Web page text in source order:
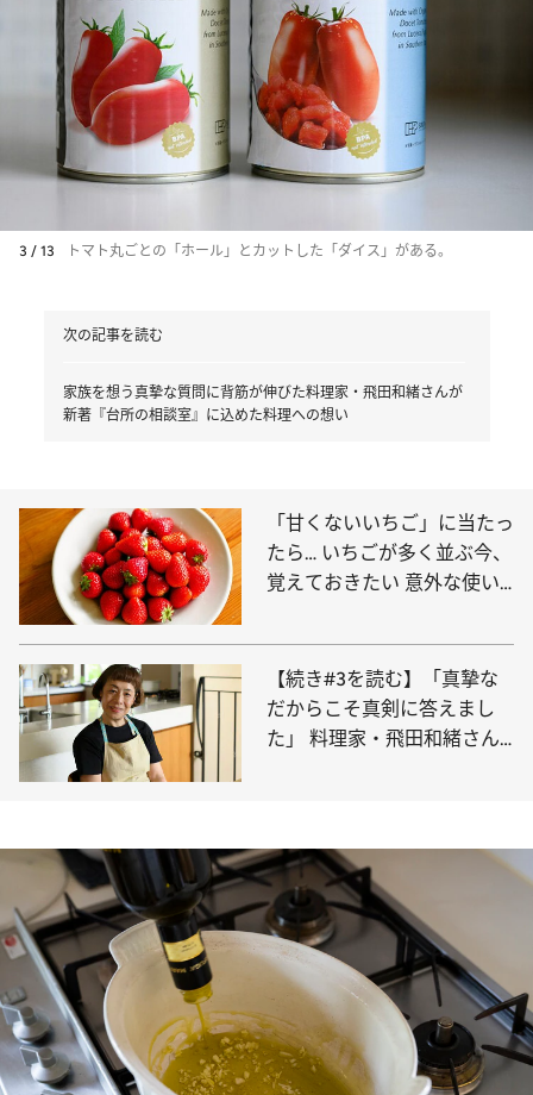
3 / 13 トマト丸ごとの「ホール」とカットした「ダイス」がある。
次の記事を読む
家族を想う真摯な質問に背筋が伸びた料理家・飛田和緒さんが
新著『台所の相談室』に込めた料理への想い
「甘くないいちご」に当たっ
たら… いちごが多く並ぶ今、
覚えておきたい 意外な使い
【続き#3を読む】「真摯な
だからこそ真剣に答えまし
た」 料理家・飛田和緒さん